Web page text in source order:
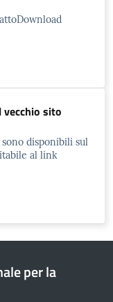
sito
disponibili sul
al link
per la